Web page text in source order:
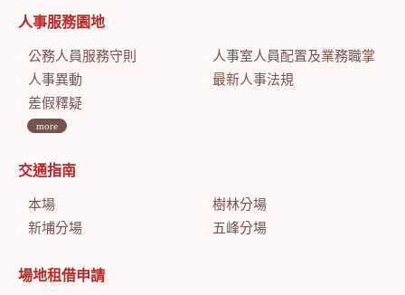
人事服務園地
公務人員服務守則
人事室人員配置及業務職掌
人事異動
最新人事法規
差假釋疑
more
交通指南
本場
樹林分場
新埔分場
五峰分場
場地租借申請